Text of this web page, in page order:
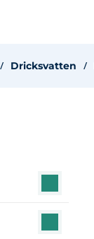
Dricksvatten